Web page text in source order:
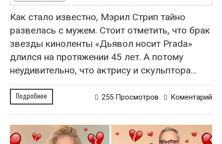
Как стало известно, Мэрил Стрип тайно
развелась с мужем. Стоит отметить, что брак
звезды киноленты «Дьявол носит Prada»
длился на протяжении 45 лет. А потому
неудивительно, что актрису и скульптора...
Подробнее Коментарий
255 Просмотров